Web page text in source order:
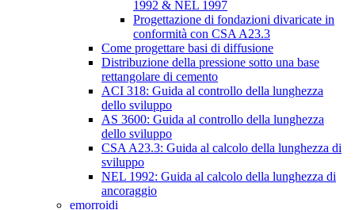
1992 & NEL 1997
Progettazione di fondazioni divaricate in
conformità con CSA A23.3
Come progettare basi di diffusione
Distribuzione della pressione sotto una base
rettangolare di cemento
ACI 318: Guida al controllo della lunghezza
dello sviluppo
AS 3600: Guida al controllo della lunghezza
dello sviluppo
CSA A23.3: Guida al calcolo della lunghezza di
sviluppo
NEL 1992: Guida al calcolo della lunghezza di
ancoraggio
emorroidi